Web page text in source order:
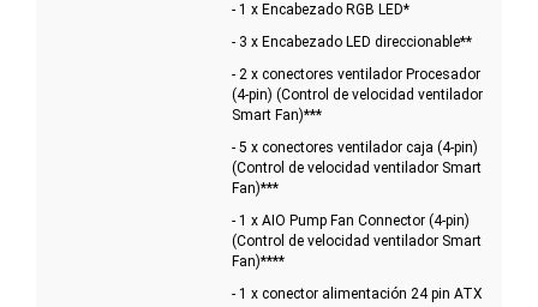
- 1 x Encabezado RGB LED*
- 3 x Encabezado LED direccionable**
- 2 x conectores ventilador Procesador
(4-pin) (Control de velocidad ventilador
Smart Fan)***
- 5 x conectores ventilador caja (4-pin)
(Control de velocidad ventilador Smart
Fan)***
- 1 x AIO Pump Fan Connector (4-pin)
(Control de velocidad ventilador Smart
Fan)****
- 1 x conector alimentación 24 pin ATX